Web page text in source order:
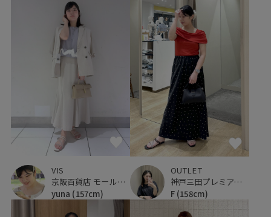
VIS
京阪百貨店 モール京橋店
yuna (157cm)
OUTLET
神戸三田プレミアム・アウトレット
F (158cm)